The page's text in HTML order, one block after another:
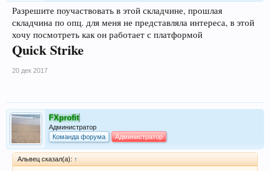
Разрешите поучаствовать в этой складчине, прошлая
складчина по опц. для меня не представляла интереса, в этой
хочу посмотреть как он работает с платформой
Quick Strike
20 дек 2017
FXprofit
Администратор
Команда форума
Администратор
Альвец сказал(а): ↑